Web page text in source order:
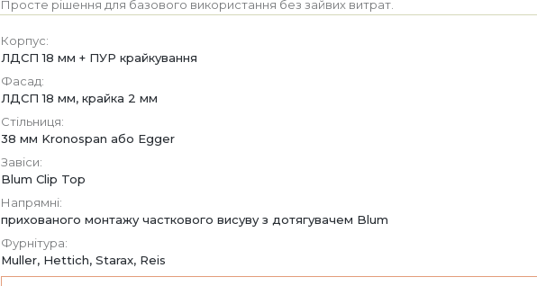
Просте рішення для базового використання без зайвих витрат.
Корпус:
ЛДСП 18 мм + ПУР крайкування
Фасад:
ЛДСП 18 мм, крайка 2 мм
Стільниця:
38 мм Kronospan або Egger
Завіси:
Blum Clip Top
Напрямні:
прихованого монтажу часткового висуву з дотягувачем Blum
Фурнітура:
Muller, Hettich, Starax, Reis